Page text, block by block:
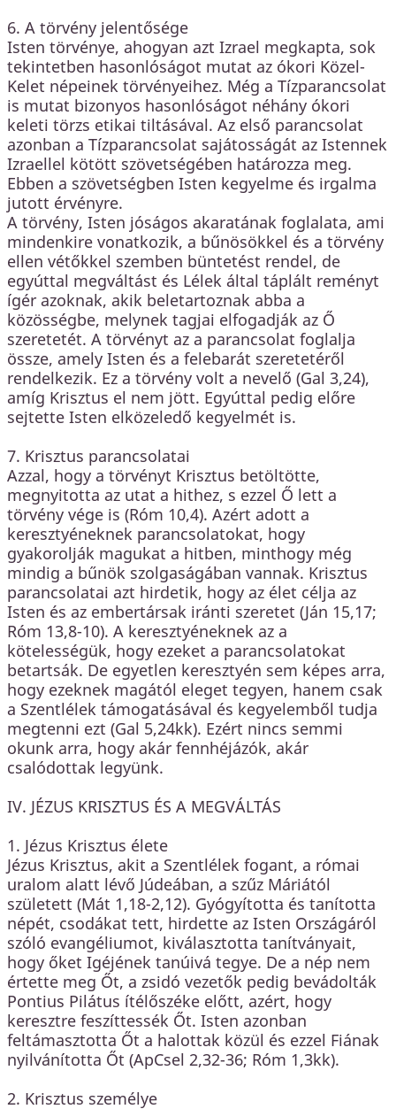
6. A törvény jelentősége
Isten törvénye, ahogyan azt Izrael megkapta, sok
tekintetben hasonlóságot mutat az ókori Közel-
Kelet népeinek törvényeihez. Még a Tízparancsolat
is mutat bizonyos hasonlóságot néhány ókori
keleti törzs etikai tiltásával. Az első parancsolat
azonban a Tízparancsolat sajátosságát az Istennek
Izraellel kötött szövetségében határozza meg.
Ebben a szövetségben Isten kegyelme és irgalma
jutott érvényre.
A törvény, Isten jóságos akaratának foglalata, ami
mindenkire vonatkozik, a bűnösökkel és a törvény
ellen vétőkkel szemben büntetést rendel, de
egyúttal megváltást és Lélek által táplált reményt
ígér azoknak, akik beletartoznak abba a
közösségbe, melynek tagjai elfogadják az Ő
szeretetét. A törvényt az a parancsolat foglalja
össze, amely Isten és a felebarát szeretetéről
rendelkezik. Ez a törvény volt a nevelő (Gal 3,24),
amíg Krisztus el nem jött. Egyúttal pedig előre
sejtette Isten elközeledő kegyelmét is.
7. Krisztus parancsolatai
Azzal, hogy a törvényt Krisztus betöltötte,
megnyitotta az utat a hithez, s ezzel Ő lett a
törvény vége is (Róm 10,4). Azért adott a
keresztyéneknek parancsolatokat, hogy
gyakorolják magukat a hitben, minthogy még
mindig a bűnök szolgaságában vannak. Krisztus
parancsolatai azt hirdetik, hogy az élet célja az
Isten és az embertársak iránti szeretet (Ján 15,17;
Róm 13,8-10). A keresztyéneknek az a
kötelességük, hogy ezeket a parancsolatokat
betartsák. De egyetlen keresztyén sem képes arra,
hogy ezeknek magától eleget tegyen, hanem csak
a Szentlélek támogatásával és kegyelemből tudja
megtenni ezt (Gal 5,24kk). Ezért nincs semmi
okunk arra, hogy akár fennhéjázók, akár
csalódottak legyünk.
IV. JÉZUS KRISZTUS ÉS A MEGVÁLTÁS
1. Jézus Krisztus élete
Jézus Krisztus, akit a Szentlélek fogant, a római
uralom alatt lévő Júdeában, a szűz Máriától
született (Mát 1,18-2,12). Gyógyította és tanította
népét, csodákat tett, hirdette az Isten Országáról
szóló evangéliumot, kiválasztotta tanítványait,
hogy őket Igéjének tanúivá tegye. De a nép nem
értette meg Őt, a zsidó vezetők pedig bevádolták
Pontius Pilátus ítélőszéke előtt, azért, hogy
keresztre feszíttessék Őt. Isten azonban
feltámasztotta Őt a halottak közül és ezzel Fiának
nyilvánította Őt (ApCsel 2,32-36; Róm 1,3kk).
2. Krisztus személye